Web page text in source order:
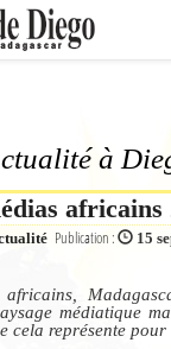
à
Publication : 15
médiatique
cela représente